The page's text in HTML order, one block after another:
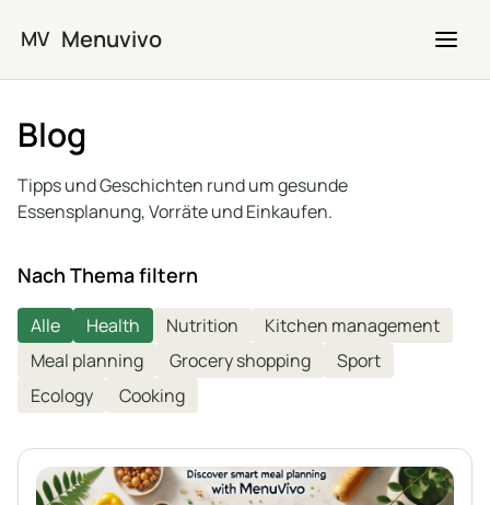
MV Menuvivo
Blog
Tipps und Geschichten rund um gesunde
Essensplanung, Vorräte und Einkaufen.
Nach Thema filtern
Alle Health Nutrition
Kitchen management
Meal planning
Grocery shopping
Sport
Ecology
Cooking